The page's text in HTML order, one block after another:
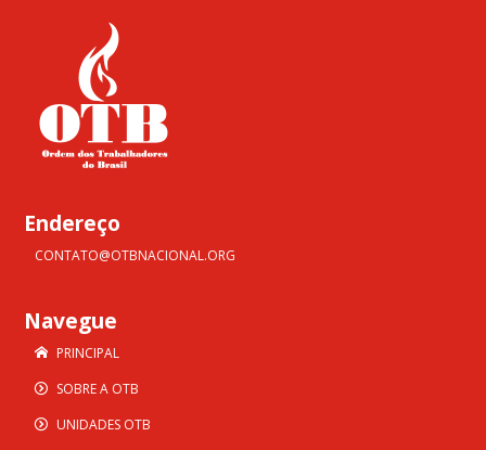
Endereço
CONTATO@OTBNACIONAL.ORG
Navegue
PRINCIPAL
SOBRE A OTB
UNIDADES OTB